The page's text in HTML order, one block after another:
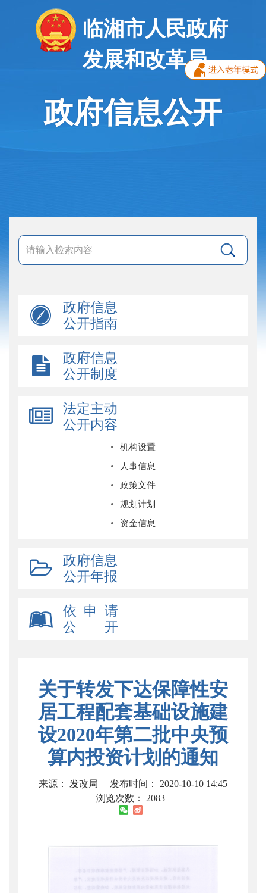
临湘市人民政府
发展和改革局
政府信息公开
政府信息
公开指南
政府信息
公开制度
法定主动
公开内容
机构设置
人事信息
政策文件
规划计划
资金信息
政府信息
公开年报
依 申 请
公 开
关于转发下达保障性安
居工程配套基础设施建
设2020年第二批中央预
算内投资计划的通知
来源： 发改局
发布时间： 2020-10-10 14:45
浏览次数： 2083